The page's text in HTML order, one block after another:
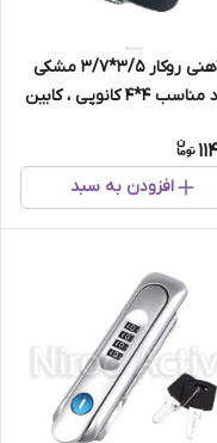
لولا آهنی روکار 3/5*3/7 مشکی
(ابعاد مناسب 4*4 کانوپی ، کابین
افزودن به سبد